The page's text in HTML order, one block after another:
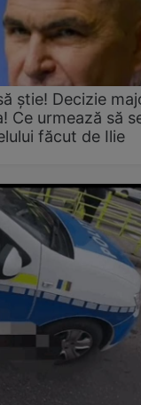
știe! Decizie
Ce urmează să
făcut de Ilie